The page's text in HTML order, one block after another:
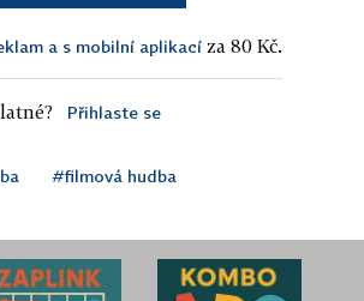
a s mobilní aplikací za 80 Kč.
Přihlaste se
#filmová hudba